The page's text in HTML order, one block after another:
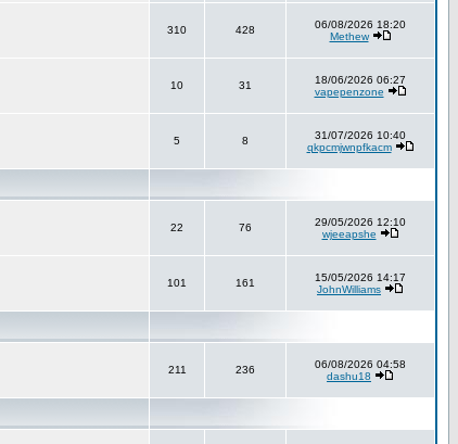
310 428
06/08/2026 18:20
Methew
10 31
18/06/2026 06:27
vapepenzone
5 8
31/07/2026 10:40
qkpcmjwnpfkacm
22 76
29/05/2026 12:10
wjeeapshe
101 161
15/05/2026 14:17
JohnWilliams
211 236
06/08/2026 04:58
dashu18